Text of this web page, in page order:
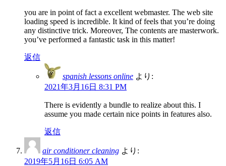
you are in point of fact a excellent webmaster. The web site
loading speed is incredible. It kind of feels that you’re doing
any distinctive trick. Moreover, The contents are masterwork.
you’ve performed a fantastic task in this matter!
返信
spanish lessons online より:
2021年3月16日 8:31 PM
There is evidently a bundle to realize about this. I
assume you made certain nice points in features also.
返信
air conditioner cleaning より:
2019年5月16日 6:05 AM